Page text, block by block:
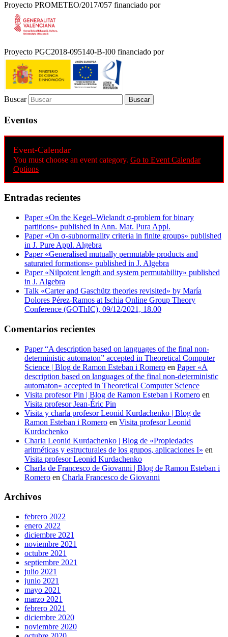
Proyecto PROMETEO/2017/057 financiado por
Proyecto PGC2018-095140-B-I00 financiado por
Buscar
Eventos
Event-Calendar
You must choose an event category. Go to Event Calendar
Options
Entradas recientes
Paper «On the Kegel–Wielandt σ‐problem for binary
partitions» published in Ann. Mat. Pura Appl.
Paper «On σ-subnormality criteria in finite groups» published
in J. Pure Appl. Algebra
Paper «Generalised mutually permutable products and
saturated formations» published in J. Algebra
Paper «Nilpotent length and system permutability» published
in J. Algebra
Talk «Carter and Gaschütz theories revisited» by María
Dolores Pérez-Ramos at Ischia Online Group Theory
Conference (GOThIC), 09/12/2021, 18.00
Comentarios recientes
Paper “A description based on languages of the final non-
deterministic automaton” accepted in Theoretical Computer
Science | Blog de Ramon Esteban i Romero en Paper «A
description based on languages of the final non-deterministic
automaton» accepted in Theoretical Computer Science
Visita profesor Pin | Blog de Ramon Esteban i Romero en
Visita profesor Jean-Éric Pin
Visita y charla profesor Leonid Kurdachenko | Blog de
Ramon Esteban i Romero en Visita profesor Leonid
Kurdachenko
Charla Leonid Kurdachenko | Blog de «Propiedades
aritméticas y estructurales de los grupos, aplicaciones I» en
Visita profesor Leonid Kurdachenko
Charla de Francesco de Giovanni | Blog de Ramon Esteban i
Romero en Charla Francesco de Giovanni
Archivos
febrero 2022
enero 2022
diciembre 2021
noviembre 2021
octubre 2021
septiembre 2021
julio 2021
junio 2021
mayo 2021
marzo 2021
febrero 2021
diciembre 2020
noviembre 2020